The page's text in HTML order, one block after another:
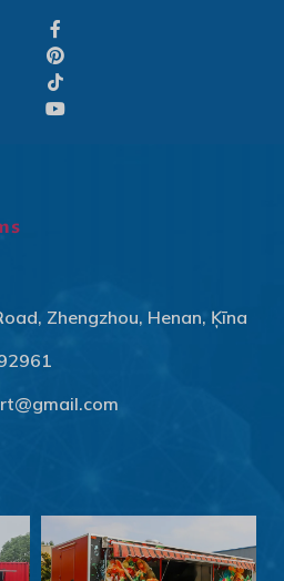
Zhengzhou, Henan, Ķīna
Nederlands (België)
हिन्दी
Svenska